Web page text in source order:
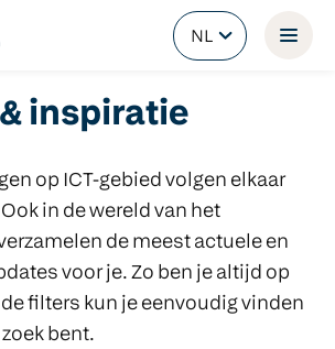
NL
inspiratie
op ICT-gebied volgen elkaar
in de wereld van het
de meest actuele en
voor je. Zo ben je altijd op
filters kun je eenvoudig vinden
bent.